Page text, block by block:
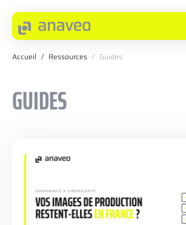
SECTEURS
INNOVEO
Accueil / Ressources / Guides
GUIDES